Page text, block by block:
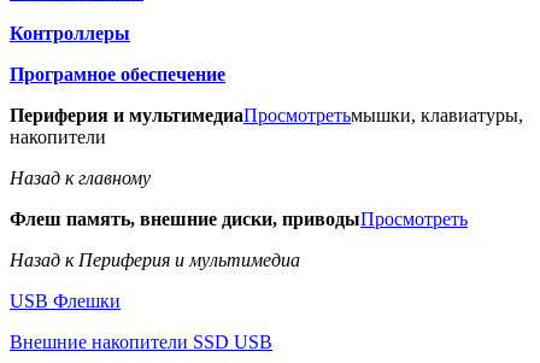
Контроллеры
Програмное обеспечение
Периферия и мультимедиаПросмотретьмышки, клавиатуры,
накопители
Назад к главному
Флеш память, внешние диски, приводыПросмотреть
Назад к Периферия и мультимедиа
USB Флешки
Внешние накопители SSD USB